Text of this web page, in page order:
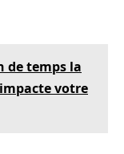
de temps la
votre